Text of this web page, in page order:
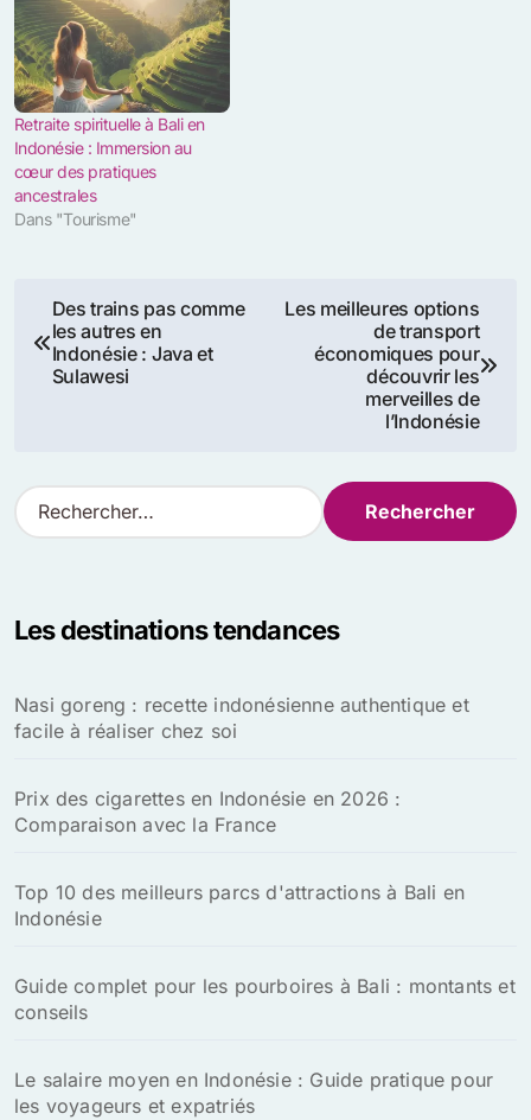
Retraite spirituelle à Bali en
Indonésie : Immersion au
cœur des pratiques
ancestrales
Dans "Tourisme"
Navigation
de
Des trains pas comme
les autres en
Indonésie : Java et
Sulawesi
Les meilleures options
de transport
économiques pour
découvrir les
merveilles de
l’Indonésie
R
e
r
e
r
Les destinations tendances
Nasi goreng : recette indonésienne authentique et
facile à réaliser chez soi
Prix des cigarettes en Indonésie en 2026 :
Comparaison avec la France
Top 10 des meilleurs parcs d'attractions à Bali en
Indonésie
Guide complet pour les pourboires à Bali : montants et
conseils
Le salaire moyen en Indonésie : Guide pratique pour
les voyageurs et expatriés